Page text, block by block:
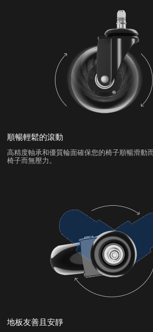
順暢輕鬆的滾動
高精度軸承和優質輪面確保您的椅子順暢滑動
椅子而無壓力。
地板友善且安靜